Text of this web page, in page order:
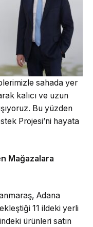
sahada yer
kalıcı ve uzun
Bu yüzden
Projesi’ni hayata
Mağazalara
Adana
11 ildeki yerli
ürünleri satın